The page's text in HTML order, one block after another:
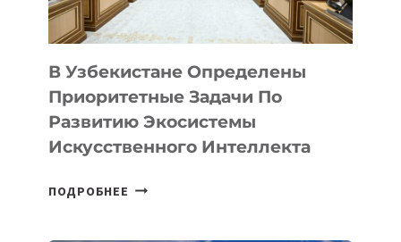
В Узбекистане Определены
Приоритетные Задачи По
Развитию Экосистемы
Искусственного Интеллекта
ПОДРОБНЕЕ В